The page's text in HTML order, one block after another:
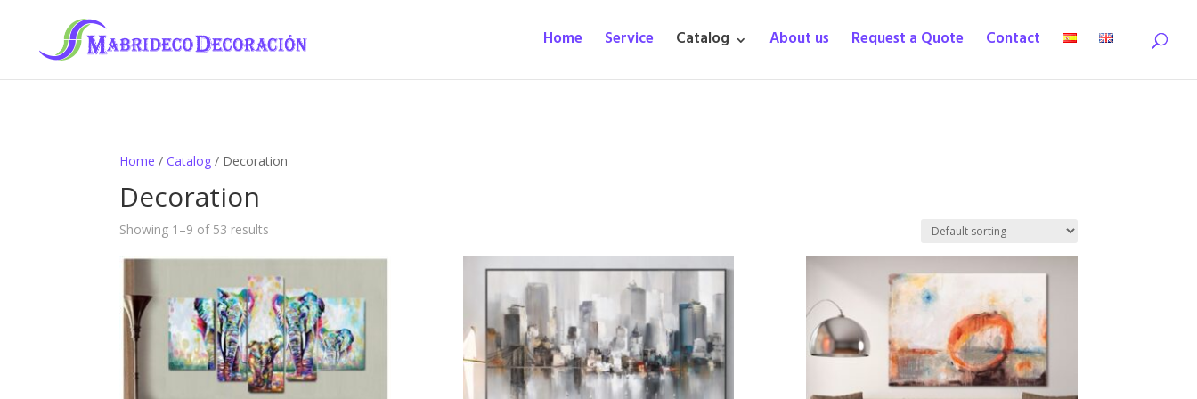
Home Service Catalog About us Request a Quote Contact
Home /Catalog / Decoration
Decoration
Showing 1–9 of 53 results